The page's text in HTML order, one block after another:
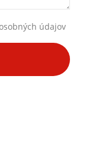
údajov